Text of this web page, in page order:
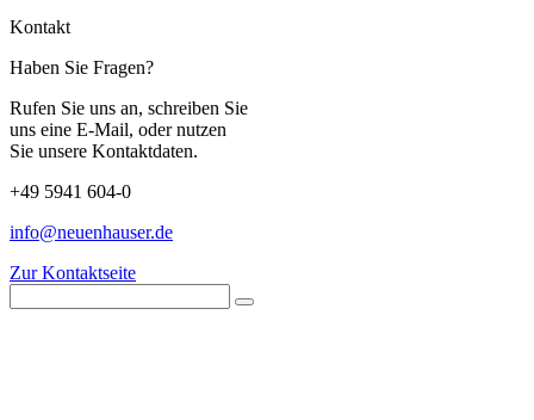
Kontakt
Haben Sie Fragen?
Rufen Sie uns an, schreiben Sie
uns eine E-Mail, oder nutzen
Sie unsere Kontaktdaten.
+49 5941 604-0
info@neuenhauser.de
Zur Kontaktseite